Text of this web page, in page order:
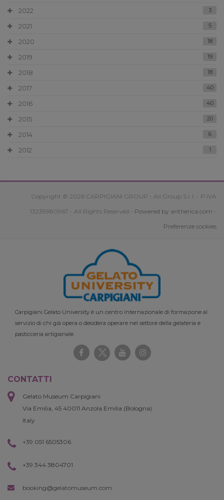
2022 3
2021 5
2020 18
2019 19
2018 18
2017 40
2016 40
2015 20
2014 6
2012 1
Copyright © 2026 CARPIGIANI GROUP - Ali Group S.r.l. - P.IVA
13239980967 - All Rights Reserved - Powered by antherica.com -
Preferenze cookies
Carpigiani Gelato University è un centro internazionale di formazione al
servizio di chi già opera o desidera operare nel settore della gelateria e
pasticceria artigianale.
CONTATTI
Gelato Museum Carpigiani
Via Emilia, 45 40011 Anzola Emilia (Bologna)
Italy
+39 051 6505306
+39 344 3804701
booking@gelatomuseum.com